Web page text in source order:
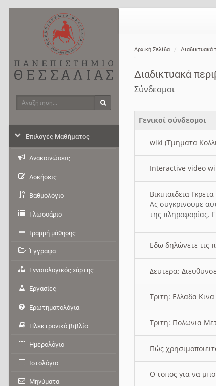
Αρχική Σελίδα Διαδικτυακά
Διαδικτυακά
Σύνδεσμοι
Γενικοί σύνδεσμοι
wiki (Τμηματα
Interactive video
Βικιπαιδεια
Ας συγκρινουμε
της πληροφορίας.
Εδω δηλώνετε τις
Δευτερα:
Τριτη: Ελλαδα
Τριτη: Πολωνια
Πώς
O τοπος για να
Αναζήτηση
Επιλογές Μαθήματος
Ανακοινώσεις
Ασκήσεις
Βαθμολόγιο
Γλωσσάριο
Γραμμή μάθησης
Έγγραφα
Εννοιολογικός χάρτης
Εργασίες
Ερωτηματολόγια
Ηλεκτρονικό βιβλίο
Ημερολόγιο
Ιστολόγιο
Μηνύματα